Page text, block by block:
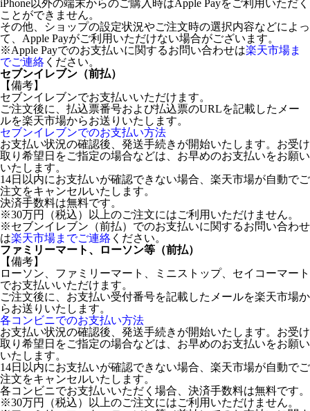
iPhone以外の端末からのご購入時はApple Payをご利用いただく
ことができません。
その他、ショップの設定状況やご注文時の選択内容などによっ
て、Apple Payがご利用いただけない場合がございます。
※Apple Payでのお支払いに関するお問い合わせは楽天市場ま
でご連絡 ください。
セブンイレブン（前払）
【備考】
セブンイレブンでお支払いいただけます。
ご注文後に、払込票番号および払込票のURLを記載したメー
ルを楽天市場からお送りいたします。
セブンイレブンでのお支払い方法
お支払い状況の確認後、発送手続きが開始いたします。お受け
取り希望日をご指定の場合などは、お早めのお支払いをお願い
いたします。
14日以内にお支払いが確認できない場合、楽天市場が自動でご
注文をキャンセルいたします。
決済手数料は無料です。
※30万円（税込）以上のご注文にはご利用いただけません。
※セブンイレブン（前払）でのお支払いに関するお問い合わせ
は楽天市場までご連絡 ください。
ファミリーマート、ローソン等（前払）
【備考】
ローソン、ファミリーマート、ミニストップ、セイコーマート
でお支払いいただけます。
ご注文後に、お支払い受付番号を記載したメールを楽天市場か
らお送りいたします。
各コンビニでのお支払い方法
お支払い状況の確認後、発送手続きが開始いたします。お受け
取り希望日をご指定の場合などは、お早めのお支払いをお願い
いたします。
14日以内にお支払いが確認できない場合、楽天市場が自動でご
注文をキャンセルいたします。
各コンビニでお支払いいただく場合、決済手数料は無料です。
※30万円（税込）以上のご注文にはご利用いただけません。